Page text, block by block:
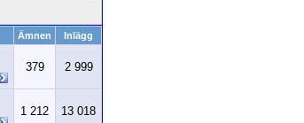
Ämnen Inlägg
379 2 999
1 212 13 018